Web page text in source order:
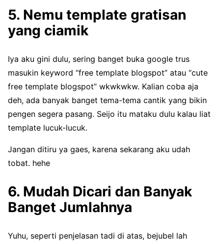
5. Nemu template gratisan
yang ciamik
Iya aku gini dulu, sering banget buka google trus
masukin keyword “free template blogspot” atau “cute
free template blogspot” wkwkwkw. Kalian coba aja
deh, ada banyak banget tema-tema cantik yang bikin
pengen segera pasang. Seijo itu mataku dulu kalau liat
template lucuk-lucuk.
Jangan ditiru ya gaes, karena sekarang aku udah
tobat. hehe
6. Mudah Dicari dan Banyak
Banget Jumlahnya
Yuhu, seperti penjelasan tadi di atas, bejubel lah